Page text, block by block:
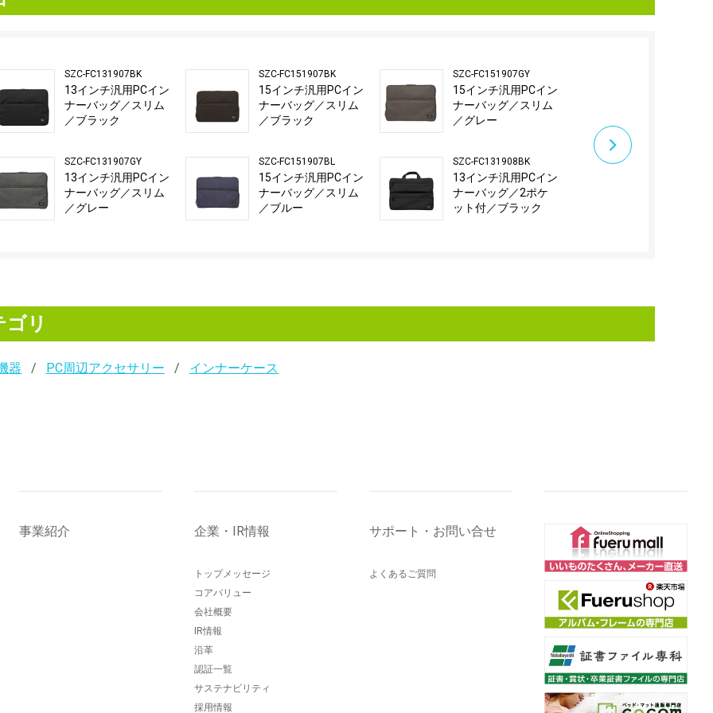
SZC-FC131907BK
13インチ汎用PCイン
ナーバッグ／スリム
／ブラック
SZC-FC131907GY
13インチ汎用PCイン
ナーバッグ／スリム
／グレー
SZC-FC151907BK
15インチ汎用PCイン
ナーバッグ／スリム
／ブラック
SZC-FC151907BL
15インチ汎用PCイン
ナーバッグ／スリム
／ブルー
SZC-FC151907GY
15インチ汎用PCイン
ナーバッグ／スリム
／グレー
SZC-FC131908BK
13インチ汎用PCイン
ナーバッグ／2ポケ
ット付／ブラック
リ
器 PC周辺アクセサリー インナーケース
事業紹介 企業・IR情報
トップメッセージ
コアバリュー
会社概要
IR情報
沿革
認証一覧
サステナビリティ
採用情報
サポート・お問い合せ
よくあるご質問